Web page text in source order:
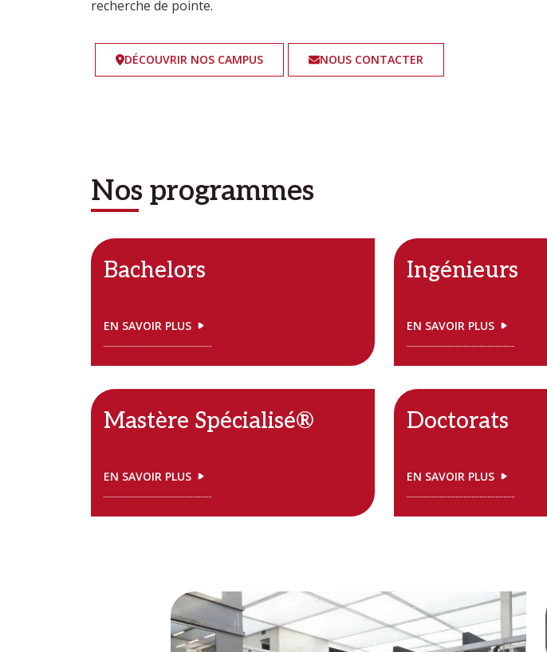
recherche de pointe.
DÉCOUVRIR NOS CAMPUS NOUS CONTACTER
Nos programmes
Bachelors
EN SAVOIR PLUS
Ingénieurs
EN SAVOIR PLUS
Mastère Spécialisé®
EN SAVOIR PLUS
Doctorats
EN SAVOIR PLUS
Image